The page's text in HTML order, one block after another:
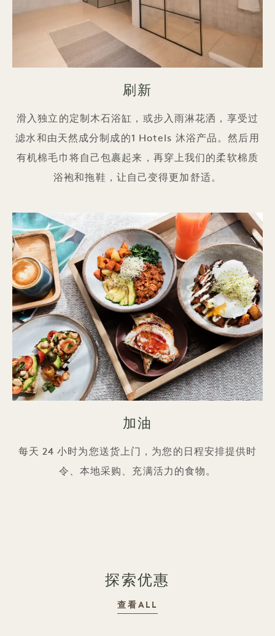
刷新
滑入独立的定制木石浴缸，或步入雨淋花洒，享受过
滤水和由天然成分制成的1 Hotels 沐浴产品。然后用
有机棉毛巾将自己包裹起来，再穿上我们的柔软棉质
浴袍和拖鞋，让自己变得更加舒适。
加油
每天 24 小时为您送货上门，为您的日程安排提供时
令、本地采购、充满活力的食物。
探索优惠
查看ALL